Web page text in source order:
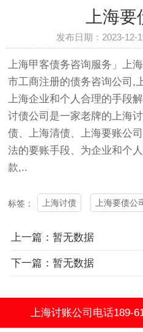
上海
发布日期：2023-12-
上海甲客债务咨询服务」上
市工商注册的债务咨询公司,
上海企业和个人合理的手段
讨债公司 是一家老牌的上海
债、上海清债、上海要账公
法的要账手段、为企业和个
款,..
标签： 上海讨债 上海要债公
上一篇：暂无数据
下一篇：暂无数据
上海讨账公司电话189-